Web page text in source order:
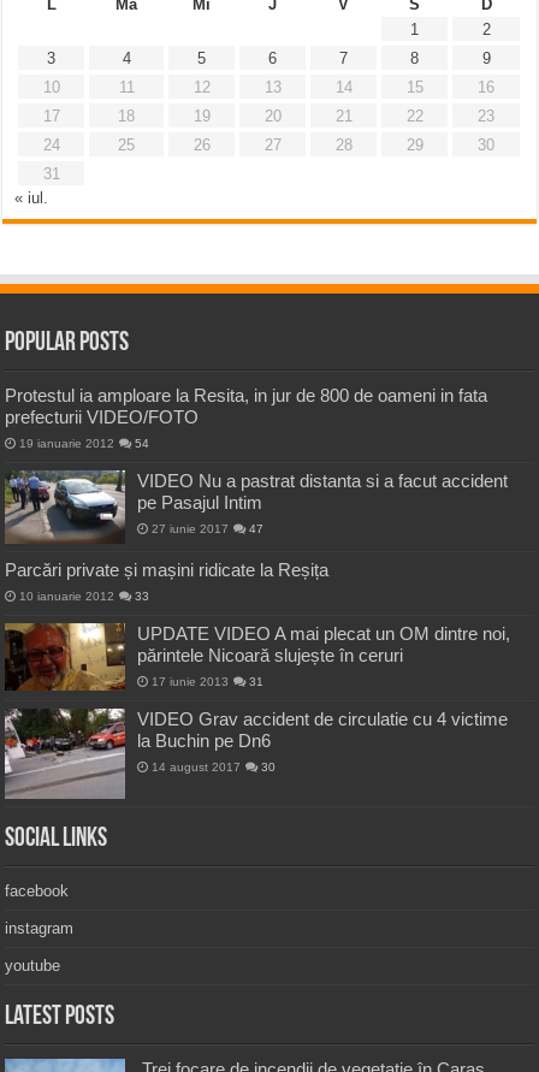
L
Ma Mi J V S
D
1
2
3
4 5 6 7 8
9
10
11 12 13 14 15
16
17
18 19 20 21 22
23
24
25 26 27 28 29
30
31
« iul.
Popular Posts
Protestul ia amploare la Resita, in jur de 800 de oameni in fata
prefecturii VIDEO/FOTO
19 ianuarie 2012 54
VIDEO Nu a pastrat distanta si a facut accident
pe Pasajul Intim
27 iunie 2017 47
Parcări private și mașini ridicate la Reșița
10 ianuarie 2012 33
UPDATE VIDEO A mai plecat un OM dintre noi,
părintele Nicoară slujește în ceruri
17 iunie 2013 31
VIDEO Grav accident de circulatie cu 4 victime
la Buchin pe Dn6
14 august 2017 30
Social Links
facebook
instagram
youtube
Latest Posts